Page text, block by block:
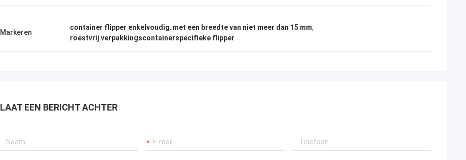
Markeren
container flipper enkelvoudig, met een breedte van niet meer dan 15 mm,
roestvrij verpakkingscontainerspecifieke flipper
LAAT EEN BERICHT ACHTER